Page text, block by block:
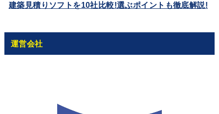
建築見積りソフトを10社比較!選ぶポイントも徹底解説!
運営会社